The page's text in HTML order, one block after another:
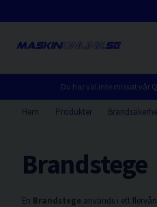
Du har väl inte missat vår
Hem Produkter
Brandstege
En Brandstege används i ett